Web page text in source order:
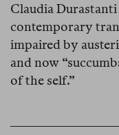
Claudia
contemporary
impaired by
and now
of the self.”